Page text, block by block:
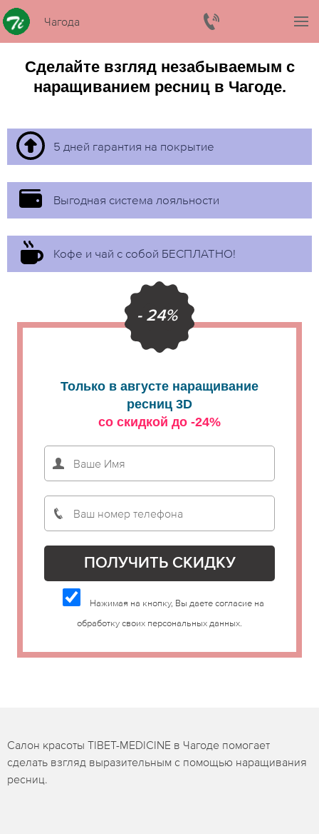
Чагода
Сделайте взгляд незабываемым с
наращиванием ресниц в Чагоде.
5 дней гарантия на покрытие
Выгодная система лояльности
Кофе и чай с собой БЕСПЛАТНО!
- 24%
Только в августе наращивание
ресниц 3D
со скидкой до -24%
Нажимая на кнопку, Вы даете согласие на
обработку своих персональных данных.
Салон красоты TIBET-MEDICINE в Чагоде помогает
сделать взгляд выразительным с помощью наращивания
ресниц.